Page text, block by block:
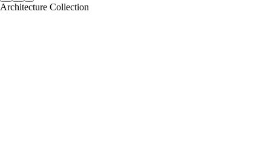
Architecture Collection